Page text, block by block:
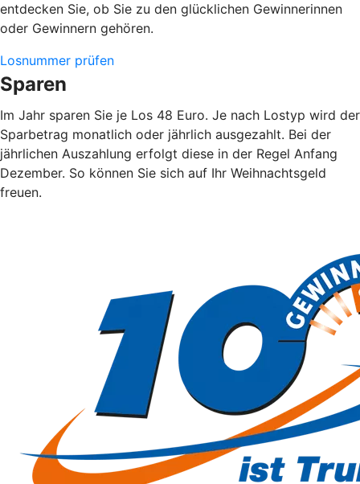
entdecken Sie, ob Sie zu den glücklichen Gewinnerinnen
oder Gewinnern gehören.
Losnummer prüfen
Sparen
Im Jahr sparen Sie je Los 48 Euro. Je nach Lostyp wird der
Sparbetrag monatlich oder jährlich ausgezahlt. Bei der
jährlichen Auszahlung erfolgt diese in der Regel Anfang
Dezember. So können Sie sich auf Ihr Weihnachtsgeld
freuen.